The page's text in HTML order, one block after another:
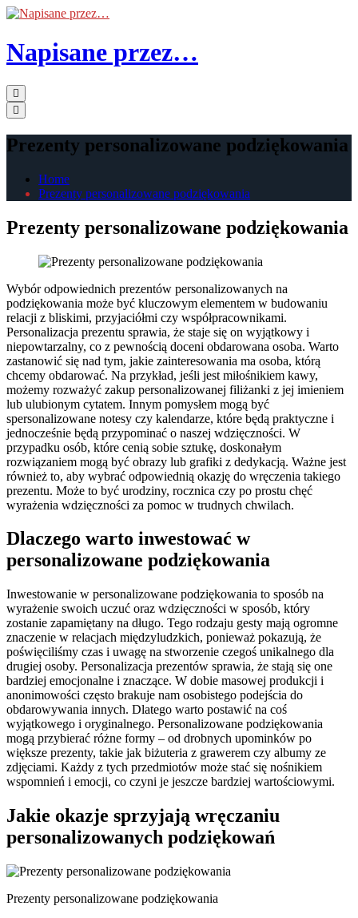
Skip
the
content
Napisane przez…
Primary
Menu
Prezenty personalizowane podziękowania
Home
Prezenty personalizowane podziękowania
Prezenty personalizowane podziękowania
Wybór odpowiednich prezentów personalizowanych na
podziękowania może być kluczowym elementem w budowaniu
relacji z bliskimi, przyjaciółmi czy współpracownikami.
Personalizacja prezentu sprawia, że staje się on wyjątkowy i
niepowtarzalny, co z pewnością doceni obdarowana osoba. Warto
zastanowić się nad tym, jakie zainteresowania ma osoba, którą
chcemy obdarować. Na przykład, jeśli jest miłośnikiem kawy,
możemy rozważyć zakup personalizowanej filiżanki z jej imieniem
lub ulubionym cytatem. Innym pomysłem mogą być
spersonalizowane notesy czy kalendarze, które będą praktyczne i
jednocześnie będą przypominać o naszej wdzięczności. W
przypadku osób, które cenią sobie sztukę, doskonałym
rozwiązaniem mogą być obrazy lub grafiki z dedykacją. Ważne jest
również to, aby wybrać odpowiednią okazję do wręczenia takiego
prezentu. Może to być urodziny, rocznica czy po prostu chęć
wyrażenia wdzięczności za pomoc w trudnych chwilach.
Dlaczego warto inwestować w
personalizowane podziękowania
Inwestowanie w personalizowane podziękowania to sposób na
wyrażenie swoich uczuć oraz wdzięczności w sposób, który
zostanie zapamiętany na długo. Tego rodzaju gesty mają ogromne
znaczenie w relacjach międzyludzkich, ponieważ pokazują, że
poświęciliśmy czas i uwagę na stworzenie czegoś unikalnego dla
drugiej osoby. Personalizacja prezentów sprawia, że stają się one
bardziej emocjonalne i znaczące. W dobie masowej produkcji i
anonimowości często brakuje nam osobistego podejścia do
obdarowywania innych. Dlatego warto postawić na coś
wyjątkowego i oryginalnego. Personalizowane podziękowania
mogą przybierać różne formy – od drobnych upominków po
większe prezenty, takie jak biżuteria z grawerem czy albumy ze
zdjęciami. Każdy z tych przedmiotów może stać się nośnikiem
wspomnień i emocji, co czyni je jeszcze bardziej wartościowymi.
Jakie okazje sprzyjają wręczaniu
personalizowanych podziękowań
Prezenty personalizowane podziękowania